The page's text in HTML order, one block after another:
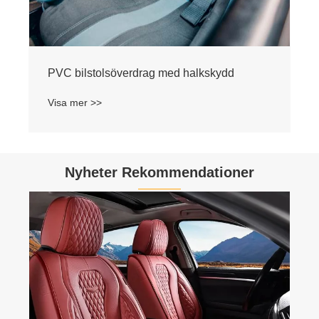
Nyheter Rekommendationer
Zhejiang Tianmei Auto Seat Cover Co., Ltd.
ordnar leverans idag med kvalitet och
kapacitet garanterad!
Visa mer >>